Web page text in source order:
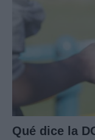
Qué dice la